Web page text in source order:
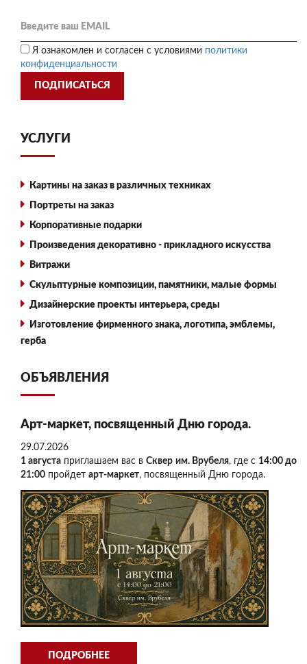
Я ознакомлен и согласен с условиями политики
конфиденциальности
ПОДПИСАТЬСЯ
УСЛУГИ
Картины на заказ в различных техниках
Портреты на заказ
Корпоративные подарки
Произведения декоративно - прикладного искусства
Витражи
Скульптурные композиции, памятники, малые формы
Дизайнерские проекты интерьера, среды
Изготовление фирменного знака, логотипа, эмблемы,
герба
ОБЪЯВЛЕНИЯ
Арт-маркет, посвященный Дню города.
29.07.2026
1 августа приглашаем вас вСквер им. Врубеля, где с 14:00 до
21:00 пройдет арт-маркет, посвященный Дню города.
ПОДРОБНЕЕ